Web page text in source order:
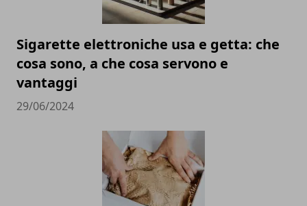
Sigarette elettroniche usa e getta: che
cosa sono, a che cosa servono e
vantaggi
29/06/2024